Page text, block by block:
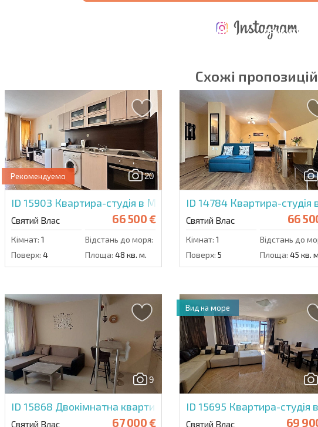
* Поля обов'язкові для заповнення
Підписатися на
використання своїх
ВИТРАТИ НА
УТРИМАННЯ
Схожі
20
Рекомендуемо
ID 15903 Квартира-студія в Меджик Дрімс
Святий Влас 66 500 €
Кімнат: 1 Відстань до моря:
Поверх: 4 Площа: 48 кв. м.
ID 14784 Квартира-студія
Святий Влас 66
Кімнат: 1 Відстань до
Поверх: 5 Площа: 45 кв.
9
ID 15868 Двокімнатна квартира в Лайфстайл 1
Святий Влас 67 000 €
ID 15695 Квартира-студія в
Святий Влас 69
Вид на море